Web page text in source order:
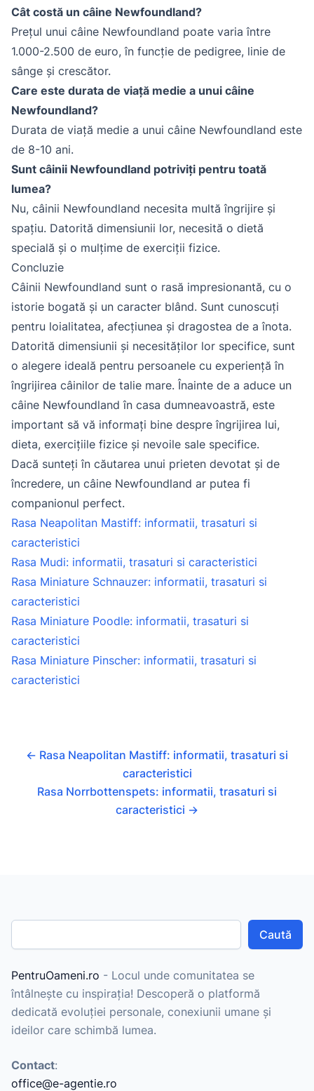
Cât costă un câine Newfoundland?
Prețul unui câine Newfoundland poate varia între
1.000-2.500 de euro, în funcție de pedigree, linie de
sânge și crescător.
Care este durata de viață medie a unui câine
Newfoundland?
Durata de viață medie a unui câine Newfoundland este
de 8-10 ani.
Sunt câinii Newfoundland potriviți pentru toată
lumea?
Nu, câinii Newfoundland necesita multă îngrijire și
spațiu. Datorită dimensiunii lor, necesită o dietă
specială și o mulțime de exerciții fizice.
Concluzie
Câinii Newfoundland sunt o rasă impresionantă, cu o
istorie bogată și un caracter blând. Sunt cunoscuți
pentru loialitatea, afecțiunea și dragostea de a înota.
Datorită dimensiunii și necesităților lor specifice, sunt
o alegere ideală pentru persoanele cu experiență în
îngrijirea câinilor de talie mare. Înainte de a aduce un
câine Newfoundland în casa dumneavoastră, este
important să vă informați bine despre îngrijirea lui,
dieta, exercițiile fizice și nevoile sale specifice.
Dacă sunteți în căutarea unui prieten devotat și de
încredere, un câine Newfoundland ar putea fi
companionul perfect.
Rasa Neapolitan Mastiff: informatii, trasaturi si
caracteristici
Rasa Mudi: informatii, trasaturi si caracteristici
Rasa Miniature Schnauzer: informatii, trasaturi si
caracteristici
Rasa Miniature Poodle: informatii, trasaturi si
caracteristici
Rasa Miniature Pinscher: informatii, trasaturi si
caracteristici
← Rasa Neapolitan Mastiff: informatii, trasaturi si
caracteristici
Rasa Norrbottenspets: informatii, trasaturi si
caracteristici →
Caută
PentruOameni.ro - Locul unde comunitatea se
întâlnește cu inspirația! Descoperă o platformă
dedicată evoluției personale, conexiunii umane și
ideilor care schimbă lumea.
Contact:
office@e-agentie.ro